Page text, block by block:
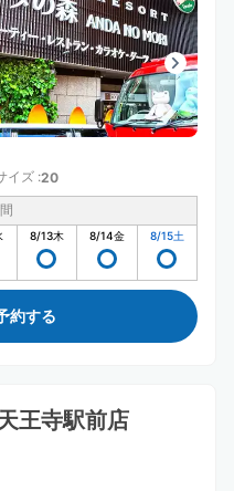
イズ :20
8/13木 8/14金 8/15土
約する
王寺駅前店